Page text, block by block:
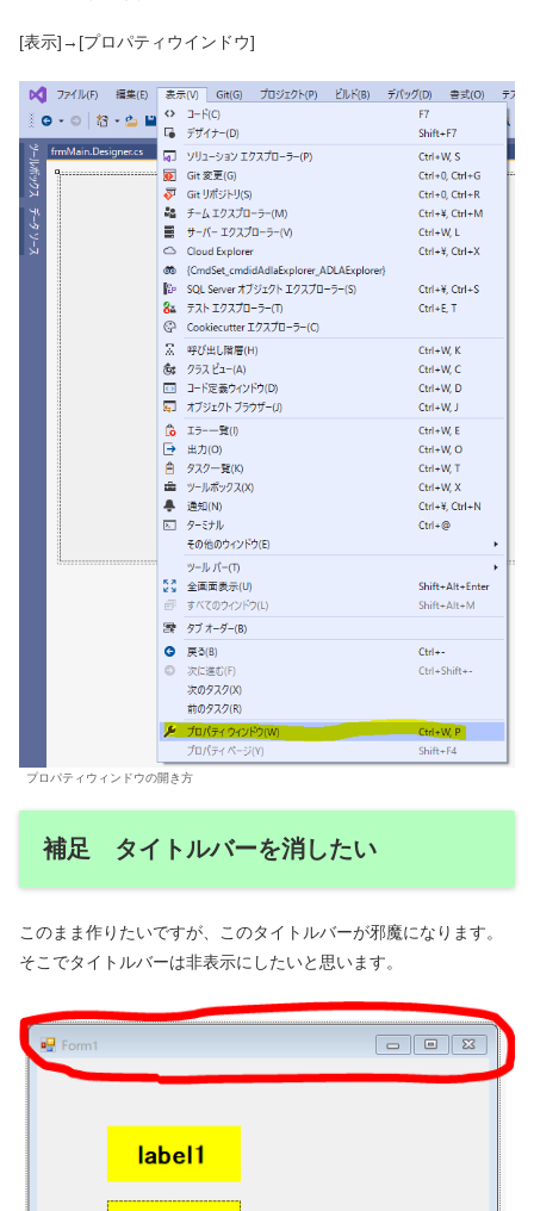
[表示]→[プロパティウインドウ]
プロパティウィンドウの開き方
補足 タイトルバーを消したい
このまま作りたいですが、このタイトルバーが邪魔になります。
そこでタイトルバーは非表示にしたいと思います。